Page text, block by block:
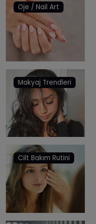
Oje / Nail Art
Makyaj Trendleri
Cilt Bakım Rutini